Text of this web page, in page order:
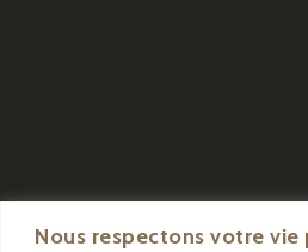
Nous respectons votre vie